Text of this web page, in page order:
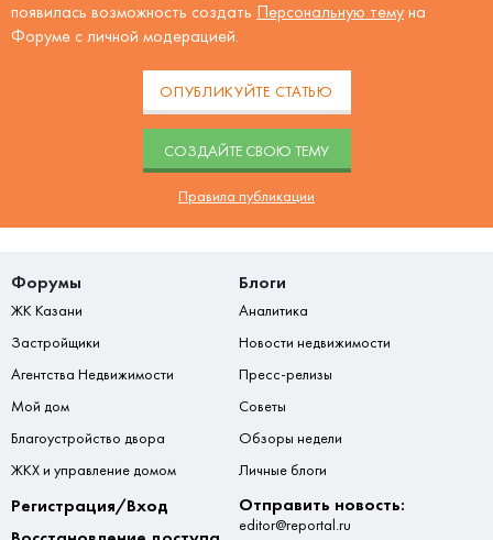
появилась возможность создать Персональную тему на
Форуме с личной модерацией.
ОПУБЛИКУЙТЕ СТАТЬЮ
CОЗДАЙТЕ СВОЮ ТЕМУ
Правила публикации
Форумы
ЖК Казани
Застройщики
Агентства Недвижимости
Мой дом
Благоустройство двора
ЖКХ и управление домом
Блоги
Аналитика
Новости недвижимости
Пресс-релизы
Советы
Обзоры недели
Личные блоги
Регистрация/Вход
Отправить новость:
editor@reportal.ru